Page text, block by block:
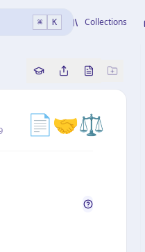
⌘ K Collections
Copy source reference
Share this analysis
Bekijk
📄🤝⚖️